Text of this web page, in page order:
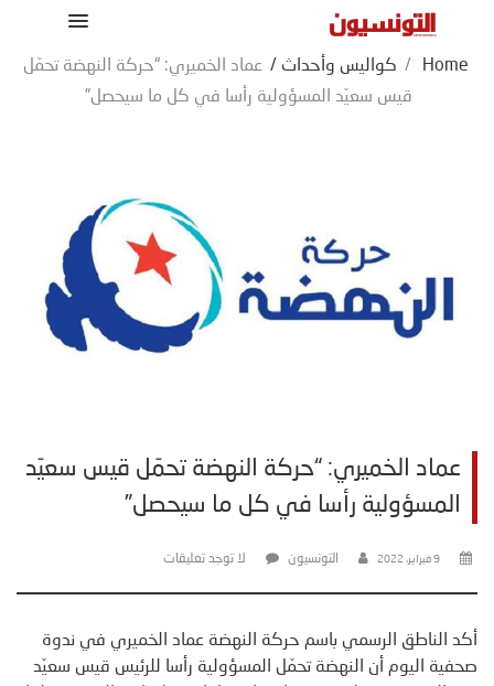
Home
/ كواليس وأحداث / عماد الخميري: “حركة النهضة تحمّل
قيس سعيّد المسؤولية رأسا في كل ما سيحصل”
عماد الخميري: “حركة النهضة تحمّل قيس سعيّد
المسؤولية رأسا في كل ما سيحصل”
9 فبراير، 2022 التونسيون لا توجد تعليقات
أكد الناطق الرسمي باسم حركة النهضة عماد الخميري في ندوة
صحفية اليوم أن النهضة تحمّل المسؤولية رأسا للرئيس قيس سعيّد